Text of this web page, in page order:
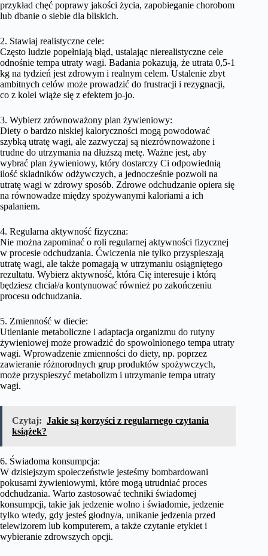
przykład chęć poprawy jakości życia, zapobieganie chorobom
lub dbanie o siebie dla bliskich.
2. Stawiaj realistyczne cele:
Często ludzie popełniają błąd, ustalając nierealistyczne cele
odnośnie tempa utraty wagi. Badania pokazują, że utrata 0,5-1
kg na tydzień jest zdrowym i realnym celem. Ustalenie zbyt
ambitnych celów może prowadzić do frustracji i rezygnacji,
co z kolei wiąże się z efektem jo-jo.
3. Wybierz zrównoważony plan żywieniowy:
Diety o bardzo niskiej kaloryczności mogą powodować
szybką utratę wagi, ale zazwyczaj są niezrównoważone i
trudne do utrzymania na dłuższą metę. Ważne jest, aby
wybrać plan żywieniowy, który dostarczy Ci odpowiednią
ilość składników odżywczych, a jednocześnie pozwoli na
utratę wagi w zdrowy sposób. Zdrowe odchudzanie opiera się
na równowadze między spożywanymi kaloriami a ich
spalaniem.
4. Regularna aktywność fizyczna:
Nie można zapominać o roli regularnej aktywności fizycznej
w procesie odchudzania. Ćwiczenia nie tylko przyspieszają
utratę wagi, ale także pomagają w utrzymaniu osiągniętego
rezultatu. Wybierz aktywność, która Cię interesuje i którą
będziesz chciał/a kontynuować również po zakończeniu
procesu odchudzania.
5. Zmienność w diecie:
Utlenianie metaboliczne i adaptacja organizmu do rutyny
żywieniowej może prowadzić do spowolnionego tempa utraty
wagi. Wprowadzenie zmienności do diety, np. poprzez
zawieranie różnorodnych grup produktów spożywczych,
może przyspieszyć metabolizm i utrzymanie tempa utraty
wagi.
Czytaj: Jakie są korzyści z regularnego czytania
książek?
6. Świadoma konsumpcja:
W dzisiejszym społeczeństwie jesteśmy bombardowani
pokusami żywieniowymi, które mogą utrudniać proces
odchudzania. Warto zastosować techniki świadomej
konsumpcji, takie jak jedzenie wolno i świadomie, jedzenie
tylko wtedy, gdy jesteś głodny/a, unikanie jedzenia przed
telewizorem lub komputerem, a także czytanie etykiet i
wybieranie zdrowszych opcji.